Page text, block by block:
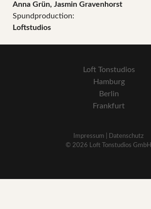
Anna Grün, Jasmin Gravenhorst
Spundproduction:
Loftstudios
Loft Tonstudios
Hamburg
Berlin
Frankfurt
Impressum | Datenschutz
© 2026 Loft Tonstudios GmbH